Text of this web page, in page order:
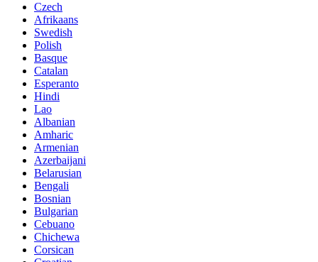
Czech
Afrikaans
Swedish
Polish
Basque
Catalan
Esperanto
Hindi
Lao
Albanian
Amharic
Armenian
Azerbaijani
Belarusian
Bengali
Bosnian
Bulgarian
Cebuano
Chichewa
Corsican